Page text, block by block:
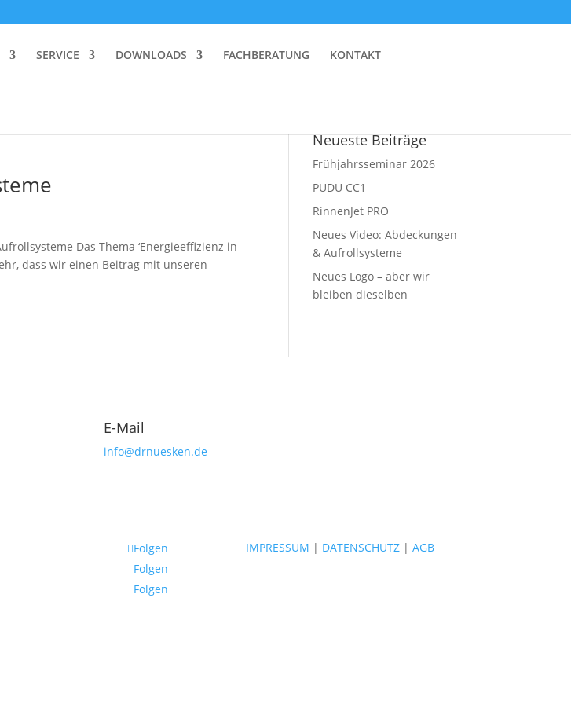
SERVICE DOWNLOADS FACHBERATUNG KONTAKT
Das Thema ‘Energieeffizienz in
dass wir einen Beitrag mit unseren
Neueste Beiträge
Frühjahrsseminar 2026
PUDU CC1
RinnenJet PRO
Neues Video: Abdeckungen
& Aufrollsysteme
Neues Logo – aber wir
bleiben dieselben
E-Mail
info@drnuesken.de
Folgen
Folgen
Folgen
IMPRESSUM | DATENSCHUTZ |AGB